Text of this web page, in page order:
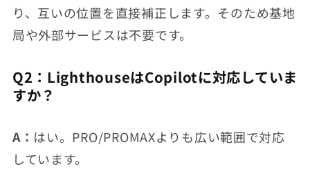
り、互いの位置を直接補正します。そのため基地
局や外部サービスは不要です。
Q2：LighthouseはCopilotに対応していま
すか？
A： はい。PRO/PROMAXよりも広い範囲で対応
しています。